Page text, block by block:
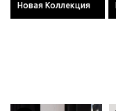
Новая Коллекция